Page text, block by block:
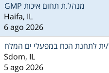
GMP מנהל.ת תחום איכות
Haifa, IL
6 ago 2026
ית לתחנת הכח במפעלי ים המלח
Sdom, IL
5 ago 2026